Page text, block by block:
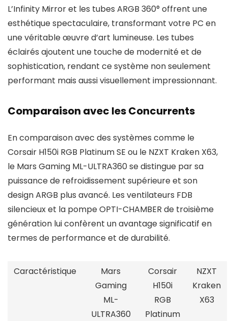
L’Infinity Mirror et les tubes ARGB 360° offrent une
esthétique spectaculaire, transformant votre PC en
une véritable œuvre d’art lumineuse. Les tubes
éclairés ajoutent une touche de modernité et de
sophistication, rendant ce système non seulement
performant mais aussi visuellement impressionnant.
Comparaison avec les Concurrents
En comparaison avec des systèmes comme le
Corsair H150i RGB Platinum SE ou le NZXT Kraken X63,
le Mars Gaming ML-ULTRA360 se distingue par sa
puissance de refroidissement supérieure et son
design ARGB plus avancé. Les ventilateurs FDB
silencieux et la pompe OPTI-CHAMBER de troisième
génération lui confèrent un avantage significatif en
termes de performance et de durabilité.
Caractéristique
Mars
Gaming
ML-
ULTRA360
Corsair
H150i
RGB
Platinum
NZXT
Kraken
X63